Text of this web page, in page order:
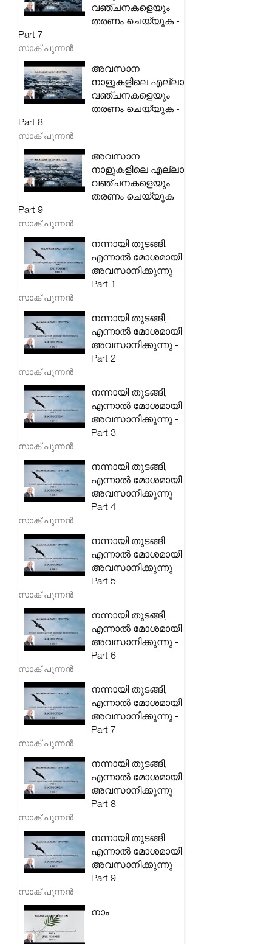
വഞ്ചനകളെയും
തരണം ചെയ്യുക -
Part 7
സാക് പുന്നൻ
അവസാന
നാളുകളിലെ എല്ലാ
വഞ്ചനകളെയും
തരണം ചെയ്യുക -
Part 8
സാക് പുന്നൻ
അവസാന
നാളുകളിലെ എല്ലാ
വഞ്ചനകളെയും
തരണം ചെയ്യുക -
Part 9
സാക് പുന്നൻ
നന്നായി തുടങ്ങി,
എന്നാൽ മോശമായി
അവസാനിക്കുന്നു -
Part 1
സാക് പുന്നൻ
നന്നായി തുടങ്ങി,
എന്നാൽ മോശമായി
അവസാനിക്കുന്നു -
Part 2
സാക് പുന്നൻ
നന്നായി തുടങ്ങി,
എന്നാൽ മോശമായി
അവസാനിക്കുന്നു -
Part 3
സാക് പുന്നൻ
നന്നായി തുടങ്ങി,
എന്നാൽ മോശമായി
അവസാനിക്കുന്നു -
Part 4
സാക് പുന്നൻ
നന്നായി തുടങ്ങി,
എന്നാൽ മോശമായി
അവസാനിക്കുന്നു -
Part 5
സാക് പുന്നൻ
നന്നായി തുടങ്ങി,
എന്നാൽ മോശമായി
അവസാനിക്കുന്നു -
Part 6
സാക് പുന്നൻ
നന്നായി തുടങ്ങി,
എന്നാൽ മോശമായി
അവസാനിക്കുന്നു -
Part 7
സാക് പുന്നൻ
നന്നായി തുടങ്ങി,
എന്നാൽ മോശമായി
അവസാനിക്കുന്നു -
Part 8
സാക് പുന്നൻ
നന്നായി തുടങ്ങി,
എന്നാൽ മോശമായി
അവസാനിക്കുന്നു -
Part 9
സാക് പുന്നൻ
നാം